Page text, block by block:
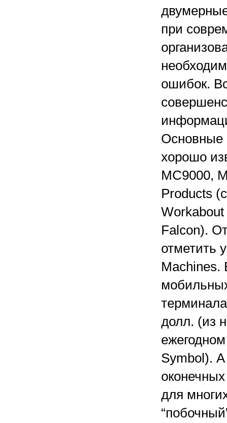
при
ошибок.
Основные
хорошо
MC9000,
Products
Falcon).
отметить
Machines.
долл. (из
Symbol). А
для